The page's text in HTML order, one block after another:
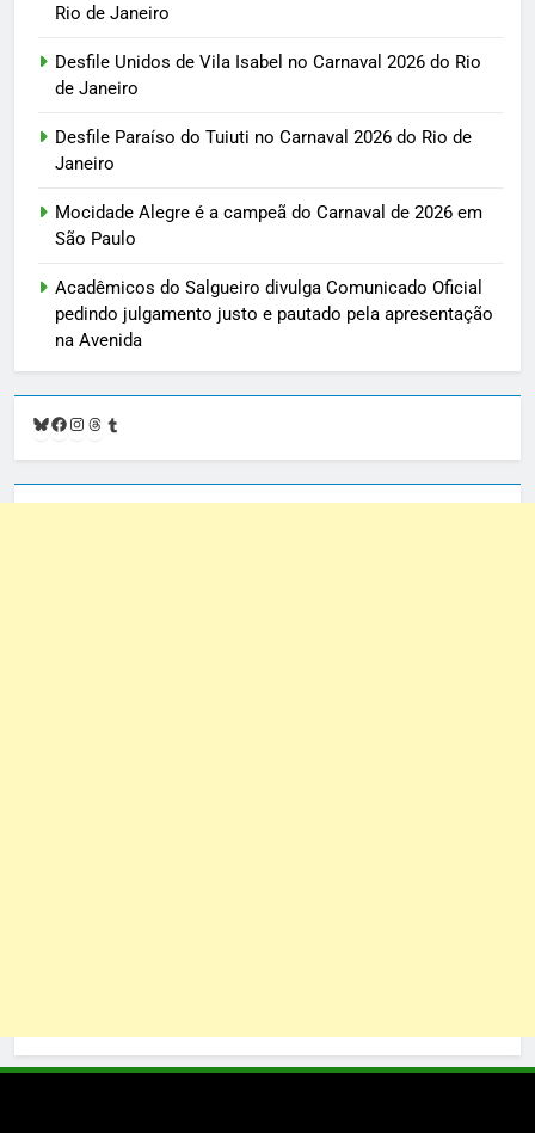
Rio de Janeiro
Desfile Unidos de Vila Isabel no Carnaval 2026 do Rio
de Janeiro
Desfile Paraíso do Tuiuti no Carnaval 2026 do Rio de
Janeiro
Mocidade Alegre é a campeã do Carnaval de 2026 em
São Paulo
Acadêmicos do Salgueiro divulga Comunicado Oficial
pedindo julgamento justo e pautado pela apresentação
na Avenida
Bluesky
Facebook
Instagram
Threads